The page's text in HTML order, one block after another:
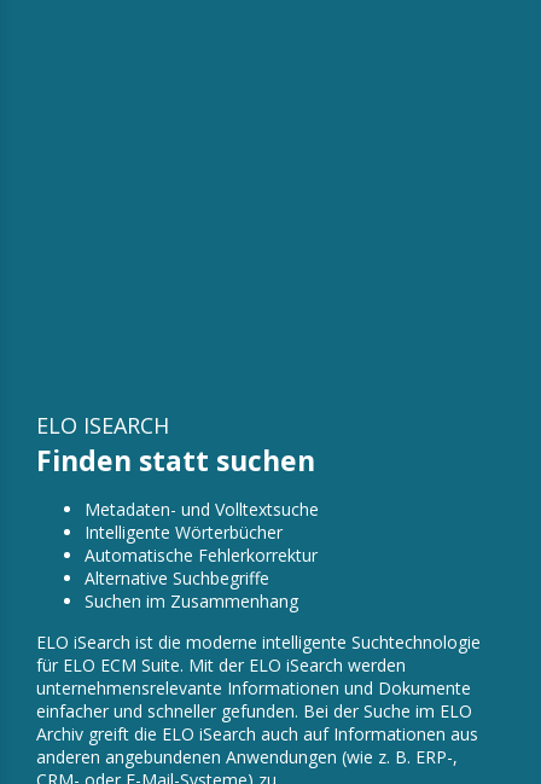
ELO ISEARCH
Finden statt suchen
Metadaten- und Volltextsuche
Intelligente Wörterbücher
Automatische Fehlerkorrektur
Alternative Suchbegriffe
Suchen im Zusammenhang
ELO iSearch ist die moderne intelligente Suchtechnologie
für ELO ECM Suite. Mit der ELO iSearch werden
unternehmensrelevante Informationen und Dokumente
einfacher und schneller gefunden. Bei der Suche im ELO
Archiv greift die ELO iSearch auch auf Informationen aus
anderen angebundenen Anwendungen (wie z. B. ERP-,